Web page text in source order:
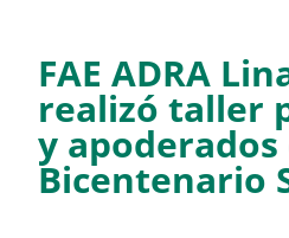
FAE ADRA
realizó taller
y apoderados
Bicentenario